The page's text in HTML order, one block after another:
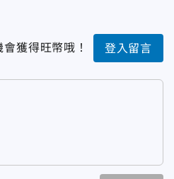
獲得旺幣哦！ 登入留言